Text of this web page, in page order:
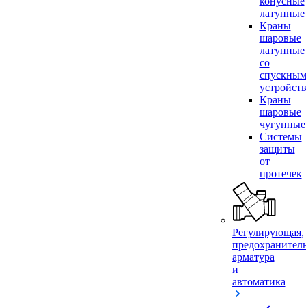
латунные
Краны
шаровые
латунные
со
спускным
Краны
шаровые
чугунные
Системы
защиты
от
протечек
Регулирующая,
арматура
и
автоматика